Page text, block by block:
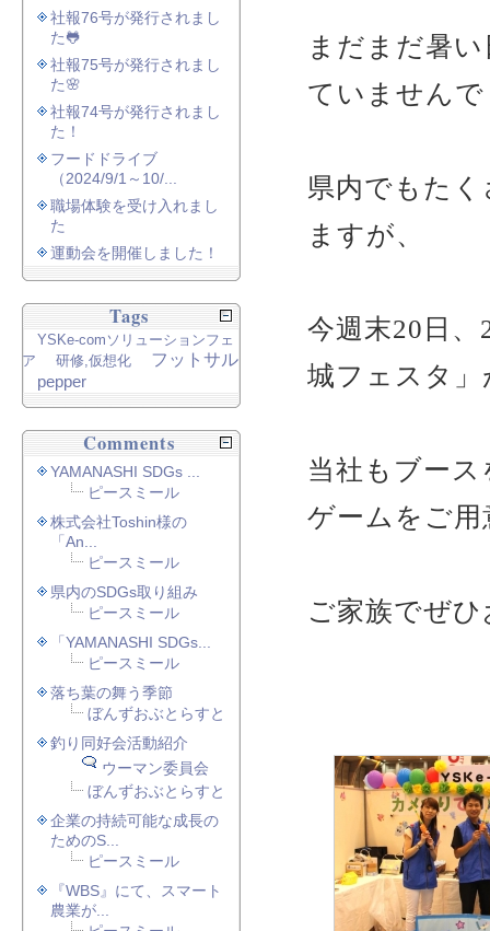
まだまだ暑
ていません
県内でもた
ますが、
今週末20日
城フェスタ
当社もブー
ゲームをご
ご家族でぜ
社報76号が発行されまし
た🐸
社報75号が発行されまし
た🌸
社報74号が発行されまし
た！
フードドライブ
（2024/9/1～10/...
職場体験を受け入れまし
た
運動会を開催しました！
Tags
YSKe-comソリューションフェ
ア
研修,仮想化
フットサル
pepper
Comments
YAMANASHI SDGs ...
ピースミール
株式会社Toshin様の
「An...
ピースミール
県内のSDGs取り組み
ピースミール
「YAMANASHI SDGs...
ピースミール
落ち葉の舞う季節
ぼんずおぶとらすと
釣り同好会活動紹介
ウーマン委員会
ぼんずおぶとらすと
企業の持続可能な成長の
ためのS...
ピースミール
『WBS』にて、スマート
農業が...